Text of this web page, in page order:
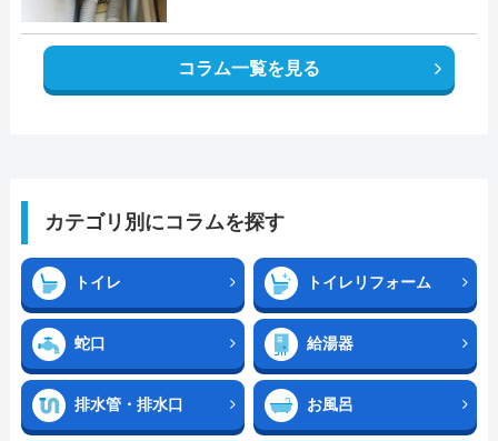
コラム一覧を見る
カテゴリ別にコラムを探す
トイレ トイレリフォーム
蛇口 給湯器
排水管・排水口 お風呂